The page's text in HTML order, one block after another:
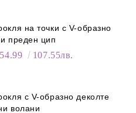
на точки с V-образно
преден цип
107.55лв.
с V-образно деколте
волани